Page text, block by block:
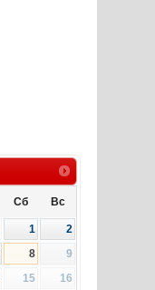
Сб Вс
1
2
8
9
15
16